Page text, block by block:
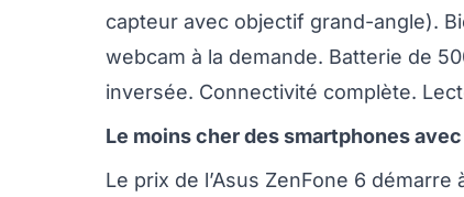
capteur avec objectif grand-angle).
webcam à la demande. Batterie de
inversée. Connectivité complète.
Le moins cher des smartphones
Le prix de l’Asus ZenFone 6